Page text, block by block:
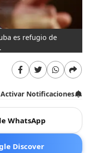
es refugio de
Activar Notificaciones
WhatsApp
Discover